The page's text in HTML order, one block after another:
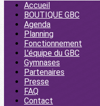
Accueil
BOUTIQUE GBC
Agenda
Planning
Fonctionnement
L'équipe du GBC
Gymnases
Partenaires
Presse
FAQ
Contact